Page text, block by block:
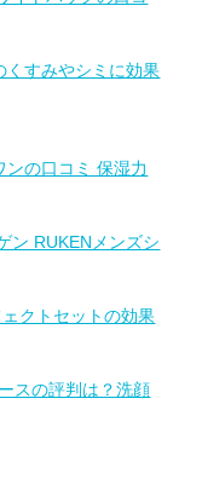
すみやシミに効果
の口コミ 保湿力
ン RUKENメンズシ
クトセットの効果
スの評判は？洗顔